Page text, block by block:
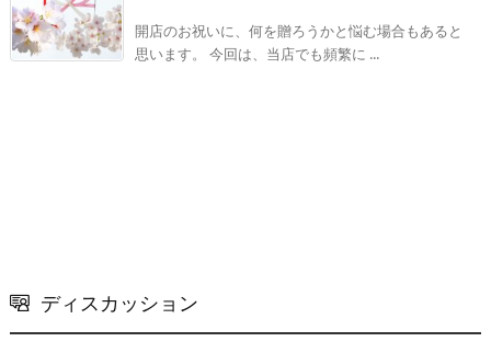
開店のお祝いに、何を贈ろうかと悩む場合もあると
思います。 今回は、当店でも頻繁に ...
ディスカッション